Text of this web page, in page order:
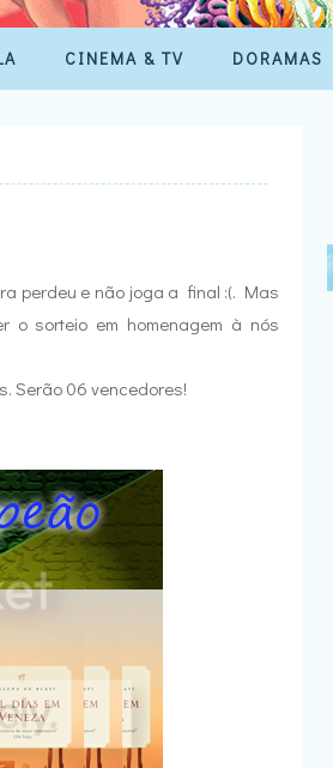
CINEMA & TV DORAMAS
perdeu e não joga a final :(. Mas
o sorteio em homenagem à nós
Serão 06 vencedores!